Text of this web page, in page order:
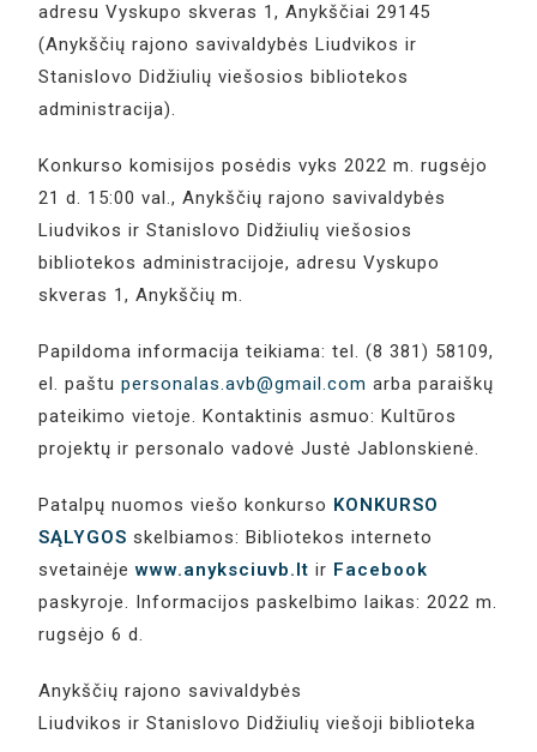
adresu Vyskupo skveras 1, Anykščiai 29145
(Anykščių rajono savivaldybės Liudvikos ir
Stanislovo Didžiulių viešosios bibliotekos
administracija).
Konkurso komisijos posėdis vyks 2022 m. rugsėjo
21 d. 15:00 val., Anykščių rajono savivaldybės
Liudvikos ir Stanislovo Didžiulių viešosios
bibliotekos administracijoje, adresu Vyskupo
skveras 1, Anykščių m.
Papildoma informacija teikiama: tel. (8 381) 58109,
el. paštupersonalas.avb@gmail.com arba paraiškų
pateikimo vietoje. Kontaktinis asmuo: Kultūros
projektų ir personalo vadovė Justė Jablonskienė.
Patalpų nuomos viešo konkurso KONKURSO
SĄLYGOS skelbiamos: Bibliotekos interneto
svetainėje www.anyksciuvb.lt ir Facebook
paskyroje. Informacijos paskelbimo laikas: 2022 m.
rugsėjo 6 d.
Anykščių rajono savivaldybės
Liudvikos ir Stanislovo Didžiulių viešoji biblioteka